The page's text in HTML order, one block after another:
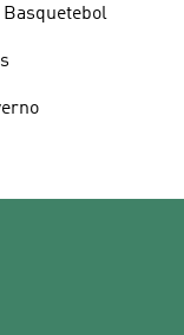
Basquetebol